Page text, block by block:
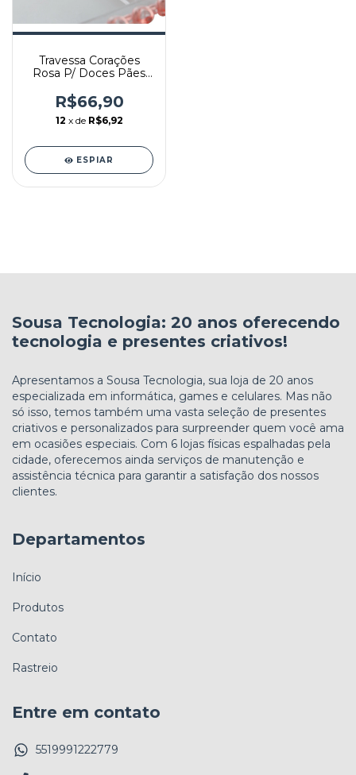
Travessa Corações
Rosa P/ Doces Pães
R$66,90
12 x de R$6,92
ESPIAR
Sousa Tecnologia: 20 anos oferecendo
tecnologia e presentes criativos!
Apresentamos a Sousa Tecnologia, sua loja de 20 anos
especializada em informática, games e celulares. Mas não
só isso, temos também uma vasta seleção de presentes
criativos e personalizados para surpreender quem você ama
em ocasiões especiais. Com 6 lojas físicas espalhadas pela
cidade, oferecemos ainda serviços de manutenção e
assistência técnica para garantir a satisfação dos nossos
clientes.
Departamentos
Início
Produtos
Contato
Rastreio
Entre em contato
5519991222779